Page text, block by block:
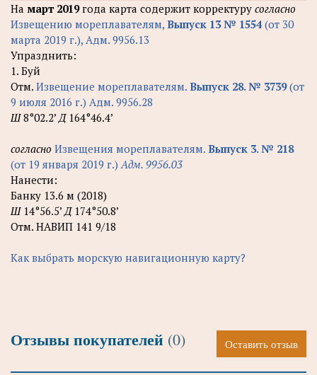
На март 2019года карта содержит корректуру согласно
Извещению мореплавателям, Выпуск 13 № 1554 (от 30
марта 2019 г.), Адм. 9956.13
Упразднить:
1. Буй
Отм. Извещение мореплавателям. Выпуск 28. № 3739(от
9 июля 2016 г.) Адм. 9956.28
Ш8°02.2’ Д164°46.4’
согласно Извещения мореплавателям. Выпуск 3. № 218
(от 19 января 2019 г.) Адм. 9956.03
Нанести:
Банку 13.6 м (2018)
Ш14°56.5’ Д174°50.8’
Отм. НАВИП 141 9/18
Как выбрать морскую навигационную карту?
Отзывы покупателей (0) Оставить отзыв